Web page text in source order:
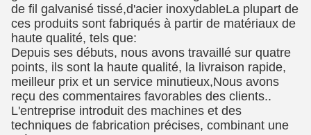
de fil galvanisé tissé,d'acier inoxydableLa plupart de
ces produits sont fabriqués à partir de matériaux de
haute qualité, tels que:
Depuis ses débuts, nous avons travaillé sur quatre
points, ils sont la haute qualité, la livraison rapide,
meilleur prix et un service minutieux,Nous avons
reçu des commentaires favorables des clients..
L'entreprise introduit des machines et des
techniques de fabrication précises, combinant une